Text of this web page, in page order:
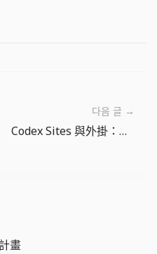
다음 글 →
Codex Sites 與外掛：內部工具需要部署治理層
畫